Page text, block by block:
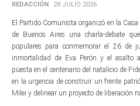
REDACCIÓN 28 JULIO 2026
El Partido Comunista organizó en la
de Buenos Aires una charla-debate
populares para conmemorar el 26 de
inmortalidad de Eva Perón y el asalto
puesta en el centenario del natalicio de
en la urgencia de construir un frente
Milei y delinear un proyecto de liberación